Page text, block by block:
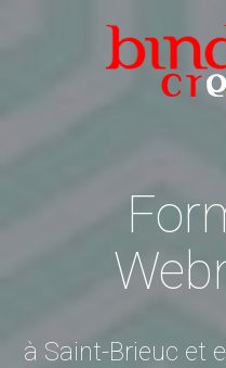
à Saint-Brieuc et